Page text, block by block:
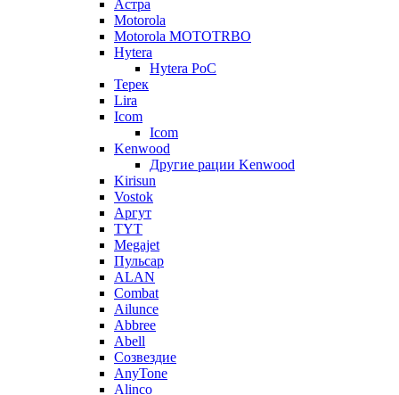
Астра
Motorola
Motorola MOTOTRBO
Hytera
Hytera PoC
Терек
Lira
Icom
Icom
Kenwood
Другие рации Kenwood
Kirisun
Vostok
Аргут
TYT
Megajet
Пульсар
ALAN
Combat
Ailunce
Abbree
Abell
Созвездие
AnyTone
Alinco